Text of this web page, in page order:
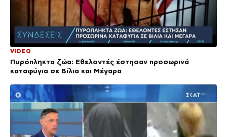
VIDEO
Πυρόπληκτα ζώα: Εθελοντές έστησαν προσωρινά
καταφύγια σε Βίλια και Μέγαρα